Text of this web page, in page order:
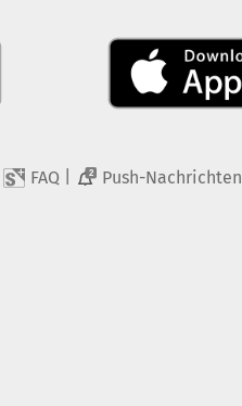
FAQ 2 Push-Nachrichten